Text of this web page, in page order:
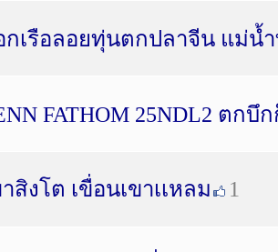
กเรือลอยทุ่นตกปลาจีน แม่น้
FATHOM 25NDL2 ตกบึ
าสิงโต เขื่อนเขาเเหลม 1